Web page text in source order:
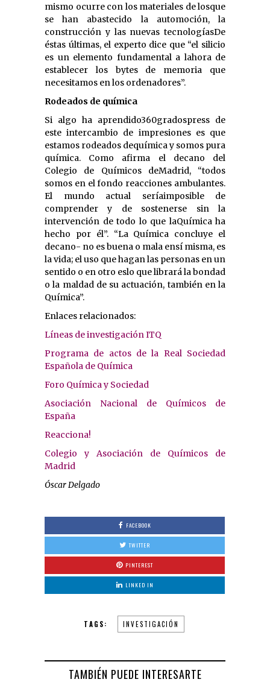
mismo ocurre con los materiales de losque
se han abastecido la automoción, la
construcción y las nuevas tecnologíasDe
éstas últimas, el experto dice que “el silicio
es un elemento fundamental a lahora de
establecer los bytes de memoria que
necesitamos en los ordenadores”.
Rodeados de química
Si algo ha aprendido360gradospress de
este intercambio de impresiones es que
estamos rodeados dequímica y somos pura
química. Como afirma el decano del
Colegio de Químicos deMadrid, “todos
somos en el fondo reacciones ambulantes.
El mundo actual seríaimposible de
comprender y de sostenerse sin la
intervención de todo lo que laQuímica ha
hecho por él”. “La Química concluye el
decano- no es buena o mala ensí misma, es
la vida; el uso que hagan las personas en un
sentido o en otro eslo que librará la bondad
o la maldad de su actuación, también en la
Química”.
Enlaces relacionados:
Líneas de investigación ITQ
Programa de actos de la Real Sociedad
Española de Química
Foro Química y Sociedad
Asociación Nacional de Químicos de
España
Reacciona!
Colegio y Asociación de Químicos de
Madrid
Óscar Delgado
FACEBOOK
TWITTER
PINTEREST
LINKED IN
TAGS: INVESTIGACIÓN
TAMBIÉN PUEDE INTERESARTE